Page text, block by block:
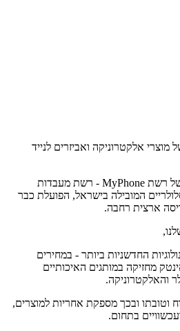
אלקטרוניקה ואביזרים לנייד
החברה הוקמה כחברת אחות של רשת MyPhone - רשת מעבדות
המובילה בישראל, הפועלת כבר
ארצית רחבה.
החדשניות ביותר - במחירים
מחזיקה במותגים האיכותיים
והאלקטרוניקה.
וטובתו ובכך מספקת אחריות למוצרים,
בתחום.